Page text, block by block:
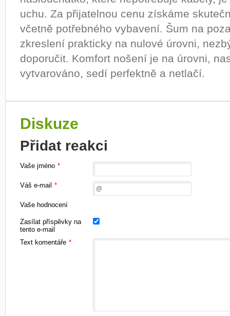
uchu. Za přijatelnou cenu získáme
včetně potřebného vybavení. Šum na
zkreslení prakticky na nulové úrovni,
doporučit. Komfort nošení je na úrovni,
vytvarováno, sedí perfektně a netlačí.
Diskuze
Přidat reakci
Vaše jméno *
Váš e-mail *
Vaše hodnocení
Zasílat příspěvky na
tento e-mail
Text komentáře *